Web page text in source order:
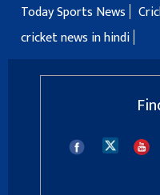
Today Sports News
cricket news in hindi